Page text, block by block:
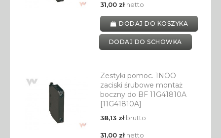
31,00 złnetto
DODAJ DO KOSZYKA
DODAJ DO SCHOWKA
Zestyki pomoc. 1NOO
zaciski śrubowe montaż
boczny do BF 11G41810A
[11G41810A]
38,13 złbrutto
31,00 złnetto